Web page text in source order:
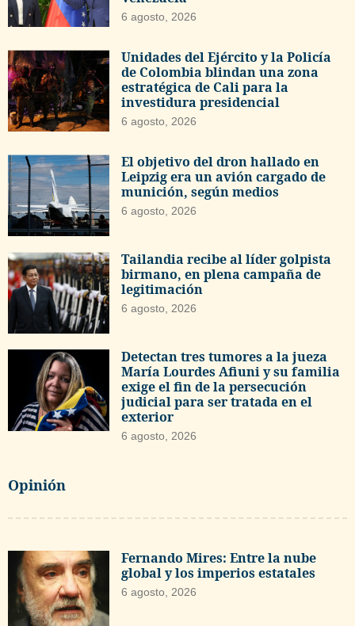
6 agosto, 2026
Unidades del Ejército y la Policía
de Colombia blindan una zona
estratégica de Cali para la
investidura presidencial
6 agosto, 2026
El objetivo del dron hallado en
Leipzig era un avión cargado de
munición, según medios
6 agosto, 2026
Tailandia recibe al líder golpista
birmano, en plena campaña de
legitimación
6 agosto, 2026
Detectan tres tumores a la jueza
María Lourdes Afiuni y su familia
exige el fin de la persecución
judicial para ser tratada en el
exterior
6 agosto, 2026
Opinión
Fernando Mires: Entre la nube
global y los imperios estatales
6 agosto, 2026